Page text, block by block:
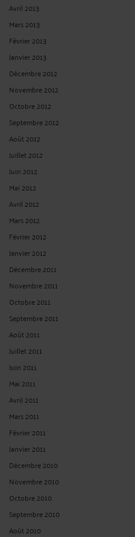
Avril 2013
Mars 2013
Février 2013
Janvier 2013
Décembre 2012
Novembre 2012
Octobre 2012
Septembre 2012
Août 2012
Juillet 2012
Juin 2012
Mai 2012
Avril 2012
Mars 2012
Février 2012
Janvier 2012
Décembre 2011
Novembre 2011
Octobre 2011
Septembre 2011
Août 2011
Juillet 2011
Juin 2011
Mai 2011
Avril 2011
Mars 2011
Février 2011
Janvier 2011
Décembre 2010
Novembre 2010
Octobre 2010
Septembre 2010
Août 2010